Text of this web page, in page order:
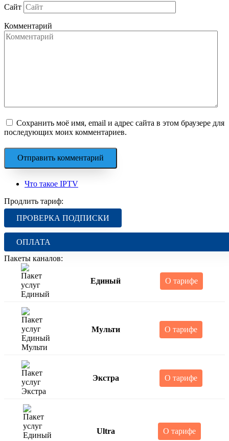
Сайт
Комментарий
Сохранить моё имя, email и адрес сайта в этом браузере для
последующих моих комментариев.
Что такое IPTV
Продлить тариф:
ПРОВЕРКА ПОДПИСКИ
ОПЛАТА
Пакеты каналов:
Единый О тарифе
Мульти О тарифе
Экстра О тарифе
Ultra О тарифе